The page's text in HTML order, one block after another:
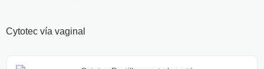
Cytotec vía vaginal